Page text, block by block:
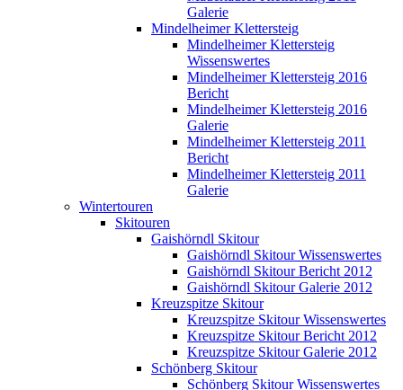
Galerie
Mindelheimer Klettersteig
Mindelheimer Klettersteig
Wissenswertes
Mindelheimer Klettersteig 2016
Bericht
Mindelheimer Klettersteig 2016
Galerie
Mindelheimer Klettersteig 2011
Bericht
Mindelheimer Klettersteig 2011
Galerie
Wintertouren
Skitouren
Gaishörndl Skitour
Gaishörndl Skitour Wissenswertes
Gaishörndl Skitour Bericht 2012
Gaishörndl Skitour Galerie 2012
Kreuzspitze Skitour
Kreuzspitze Skitour Wissenswertes
Kreuzspitze Skitour Bericht 2012
Kreuzspitze Skitour Galerie 2012
Schönberg Skitour
Schönberg Skitour Wissenswertes